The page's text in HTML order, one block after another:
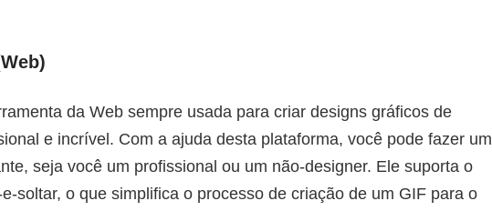
da Web sempre usada para criar designs gráficos de
e incrível. Com a ajuda desta plataforma, você pode fazer um
seja você um profissional ou um não-designer. Ele suporta o
soltar, o que simplifica o processo de criação de um GIF para o